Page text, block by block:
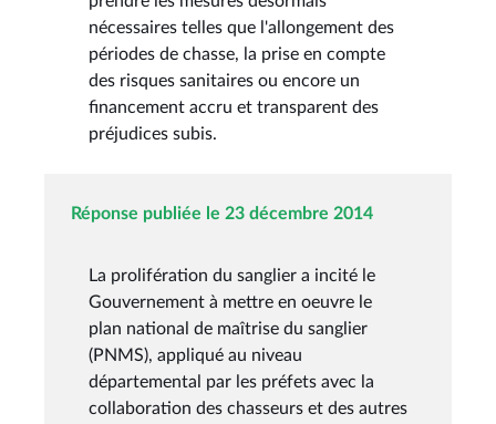
nécessaires telles que l'allongement des
périodes de chasse, la prise en compte
des risques sanitaires ou encore un
financement accru et transparent des
préjudices subis.
Réponse publiée le 23 décembre 2014
La prolifération du sanglier a incité le
Gouvernement à mettre en oeuvre le
plan national de maîtrise du sanglier
(PNMS), appliqué au niveau
départemental par les préfets avec la
collaboration des chasseurs et des autres